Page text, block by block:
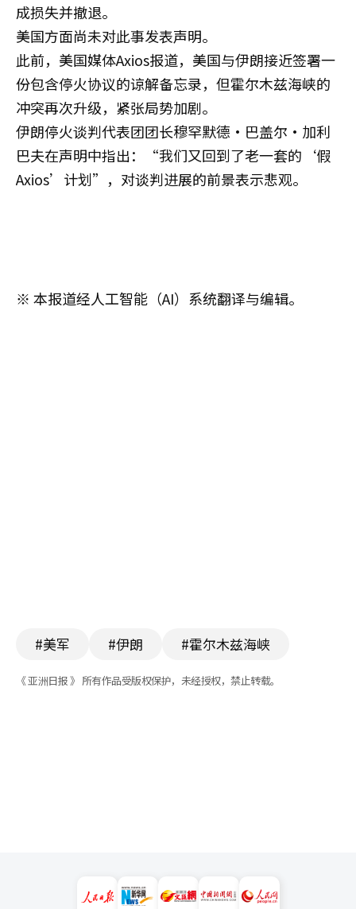
成损失并撤退。
美国方面尚未对此事发表声明。
此前，美国媒体Axios报道，美国与伊朗接近签署一
份包含停火协议的谅解备忘录，但霍尔木兹海峡的
冲突再次升级，紧张局势加剧。
伊朗停火谈判代表团团长穆罕默德·巴盖尔·加利
巴夫在声明中指出：“我们又回到了老一套的‘假
Axios’计划”，对谈判进展的前景表示悲观。
※ 本报道经人工智能（AI）系统翻译与编辑。
#美军 #伊朗 #霍尔木兹海峡
《 亚洲日报 》 所有作品受版权保护，未经授权，禁止转载。